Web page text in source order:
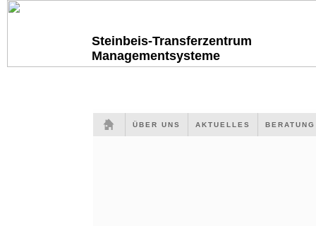
Steinbeis-Transferzentrum
Managementsysteme
ÜBER UNS AKTUELLES